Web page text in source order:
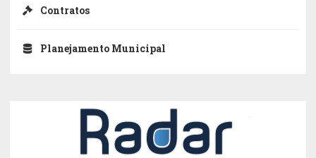
Contratos
Planejamento Municipal